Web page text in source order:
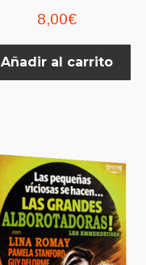
8,00€
Añadir al carrito